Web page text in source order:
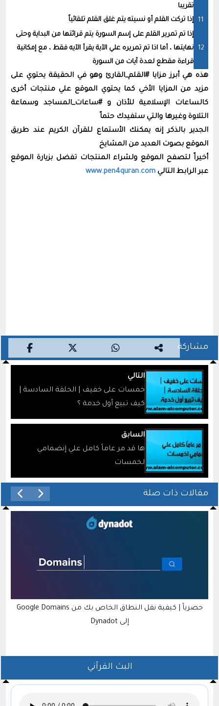
تقريبا
إذا تركت القلم أو نسيته يتم غلق القلم تلقائياً
إذا تم تمرير القلم على إسم السورة يتم قرائتها من البداية وحتى
نهايتها ، أما اذا تم تمريره علي الآية يقرأ الآيه فقط ، مع إمكانية
قراءة مقطع لعدة آيات من السورة
هذه هي أبرز مزايا #القلم_القارئ وهو في الحقيقة يحتوي على
مزيد من المزايا الأخي كما يحتوي الموقع علي منتجات أخرى
كالساعات الإسلامية للأذان و #ساعات_المساجد وسماعة
التلاوة وغيرها والتي ستفيدك حتماً
الجدير بالذكر إنه يمكنك الأستماع للقرآن الكريم عند طريق
الموقع بصوت العديد من المشايخ
أخيراً لتصفح الموقع ولشراء المنتجات تفضل بزيارة الموقع
عبر الرابط التالي www.pen4quran.com
مشاركة
التالي
خمسات على خفيف | الحلقة السادسة |
كيف تبيع أول خدمة ؟
السابق
ها قد مر عاماً كامل علي إنضمامي
لخمسات
مقالات ذات صلة
حصرياً | كيفية نقل النطاق الخاص بك من Google Domains
إلى Dynadot
البث القرآني